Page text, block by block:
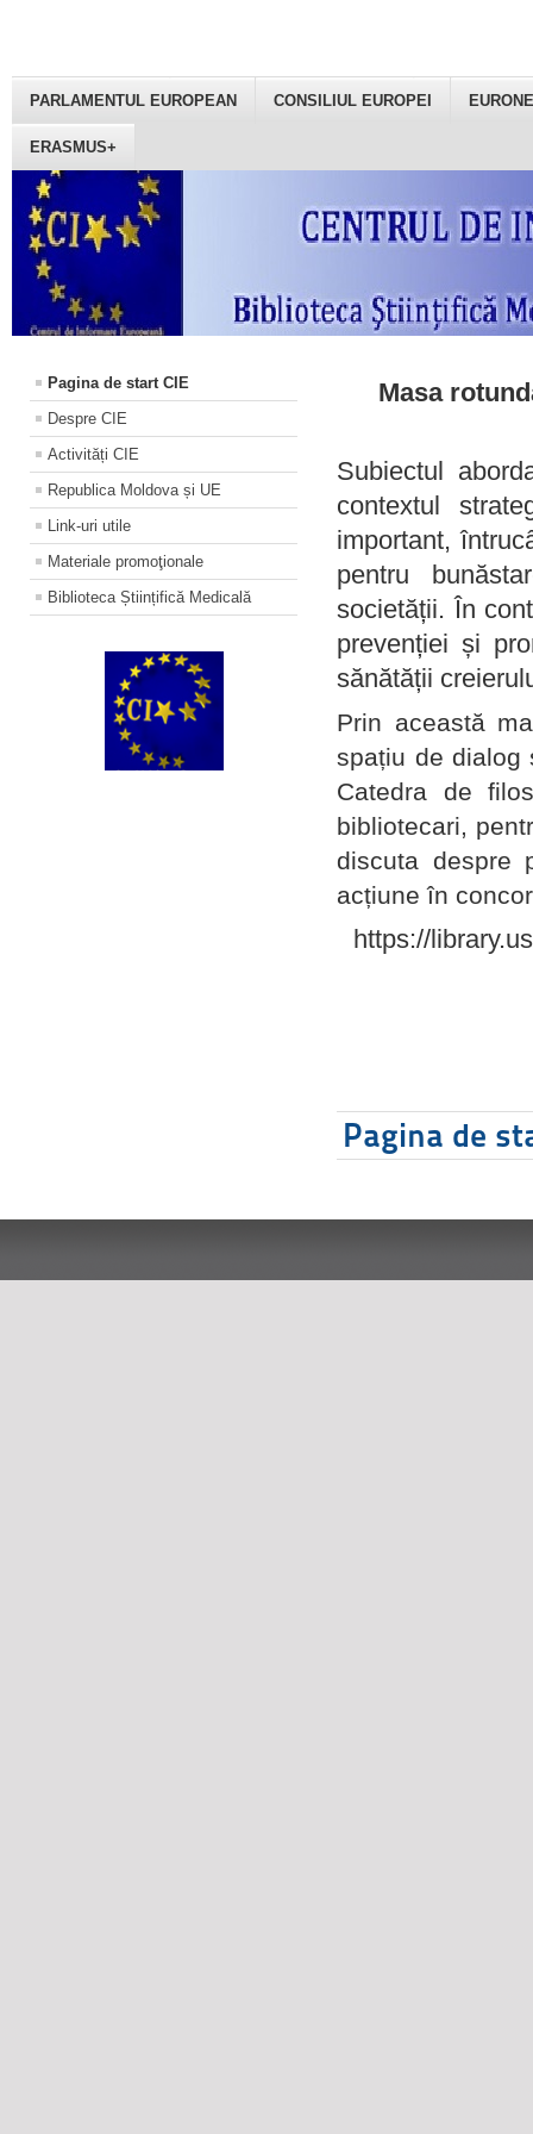
PARLAMENTUL EUROPEAN CONSILIUL EUROPEI
ERASMUS+
Pagina de start CIE
Despre CIE
Activități CIE
Republica Moldova și UE
Link-uri utile
Materiale promoţionale
Biblioteca Științifică Medicală
Masa
Subiectul
contextul
important,
pentru
societății. În
prevenției și
sănătății
Prin această
spațiu de dialog
Catedra de
bibliotecari,
discuta despre
acțiune în
https://
Pagina de